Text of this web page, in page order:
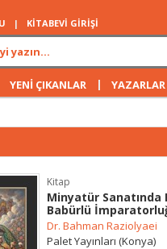
| KİTABEVİ GİRİŞİ
YENİ ÇIKANLAR | YAZARLAR
Kitap
Minyatür Sanatında
Babürlü
Dr. Bahman Raziolyaei
Palet Yayınları (Konya)